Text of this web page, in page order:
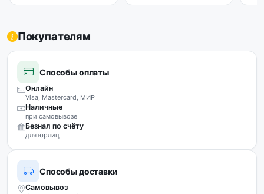
Покупателям
Способы оплаты
Онлайн
Visa, Mastercard, МИР
Наличные
при самовывозе
Безнал по счёту
для юрлиц
Способы доставки
Самовывоз